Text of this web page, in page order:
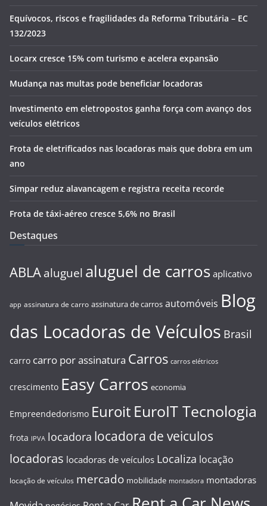
Equívocos, riscos e fragilidades da Reforma Tributária – EC
132/2023
Locarx cresce 15% com turismo e acelera expansão
Mudança nas multas pode beneficiar locadoras
Investimento em eletropostos ganha força com avanço dos
veículos elétricos
Frota de eletrificados nas locadoras mais que dobra em um
ano
Simpar reduz alavancagem e registra receita recorde
Frota de táxi-aéreo cresce 5,6% no Brasil
Destaques
ABLA aluguel aluguel de carros aplicativo
app assinatura de carro assinatura de carros automóveis Blog
das Locadoras de Veículos Brasil
carro carro por assinatura Carros carros elétricos
crescimento Easy Carros economia
Empreendedorismo Euroit EuroIT Tecnologia
frota IPVA locadora locadora de veiculos
locadoras locadoras de veículos Localiza locação
locação de veículos mercado mobilidade montadora montadoras